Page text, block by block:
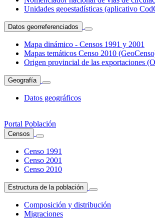
Unidades geoestadísticas (aplicativo
Datos georreferenciados
Mapa dinámico - Censos 1991 y 2001
Mapas temáticos Censo 2010
Origen provincial de las exportaciones
Geografía
Datos geográficos
Portal Población
Censos
Censo 1991
Censo 2001
Censo 2010
Estructura de la población
Composición y distribución
Migraciones